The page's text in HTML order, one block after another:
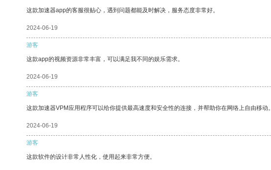
这款加速器app的客服很贴心，遇到问题都能及时解决，服务态度非常好。
2024-06-19
游客
这款app的视频资源非常丰富，可以满足我不同的娱乐需求。
2024-06-19
游客
这款加速器VPM应用程序可以给你提供最高速度和安全性的连接，并帮助你在网络上自由移动。
2024-06-19
游客
这款软件的设计非常人性化，使用起来非常方便。